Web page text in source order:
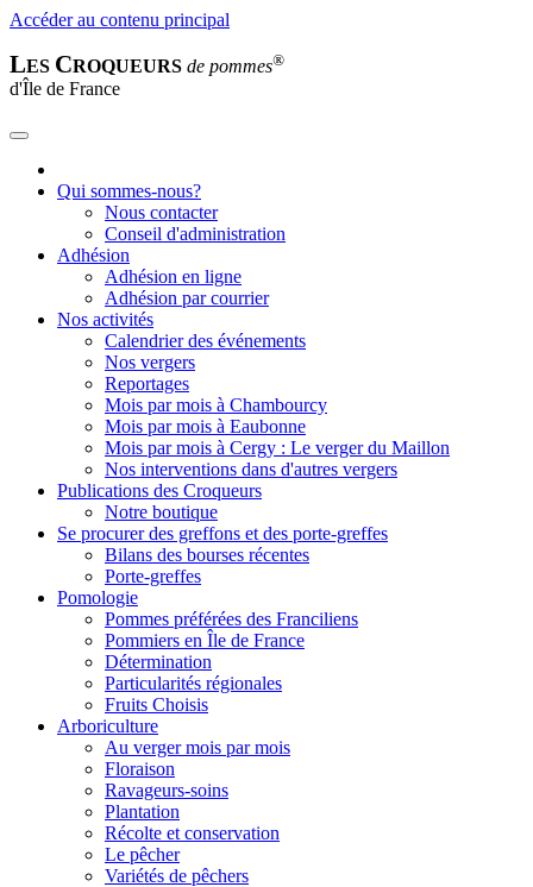
Accéder au contenu principal
LES CROQUEURS de pommes®
d'Île de France
Qui sommes-nous?
Nous contacter
Conseil d'administration
Adhésion
Adhésion en ligne
Adhésion par courrier
Nos activités
Calendrier des événements
Nos vergers
Reportages
Mois par mois à Chambourcy
Mois par mois à Eaubonne
Mois par mois à Cergy : Le verger du Maillon
Nos interventions dans d'autres vergers
Publications des Croqueurs
Notre boutique
Se procurer des greffons et des porte-greffes
Bilans des bourses récentes
Porte-greffes
Pomologie
Pommes préférées des Franciliens
Pommiers en Île de France
Détermination
Particularités régionales
Fruits Choisis
Arboriculture
Au verger mois par mois
Floraison
Ravageurs-soins
Plantation
Récolte et conservation
Le pêcher
Variétés de pêchers